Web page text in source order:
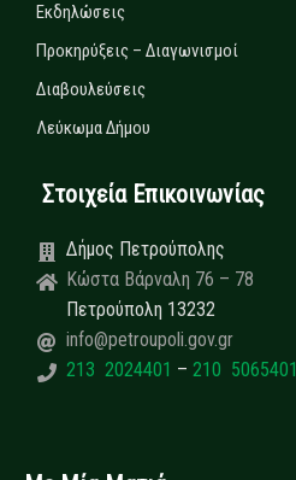
Εκδηλώσεις
Προκηρύξεις – Διαγωνισμοί
Διαβουλεύσεις
Λεύκωμα Δήμου
Στοιχεία Επικοινωνίας
Δήμος Πετρούπολης
Κώστα Βάρναλη 76 – 78
Πετρούπολη 13232
info@petroupoli.gov.gr
213 2024401 – 210 5065401